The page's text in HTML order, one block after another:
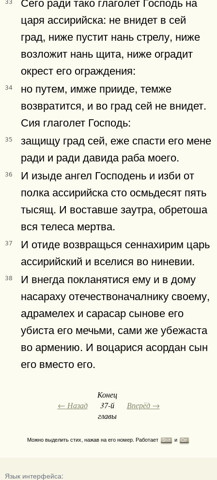
33
царя ассирийска: не внидет в сей
град, ниже пустит нань стрелу, ниже
возложит нань щита, ниже оградит
окрест его ограждения:
34
но путем, имже прииде, темже
возвратится, и во град сей не внидет.
Сия глаголет Господь:
35
защищу град сей, еже спасти его мене
ради и ради давида раба моего.
36
И изыде ангел Господень и изби от
полка ассирийска сто осмьдесят пять
тысящ. И воставше заутра, обретоша
вся телеса мертва.
37
И отиде возвращься сеннахирим царь
ассирийский и вселися во ниневии.
38
И внегда покланятися ему и в дому
насараху отечествоначалнику своему,
адрамелех и сарасар сынове его
убиста его мечьми, сами же убежаста
во армению. И воцарися асордан сын
его вместо его.
← Назад
Конец
37-й
главы
Вперёд →
Можно выделить стих, нажав на его номер. Работает Shift и Ctrl
Язык интерфейса: